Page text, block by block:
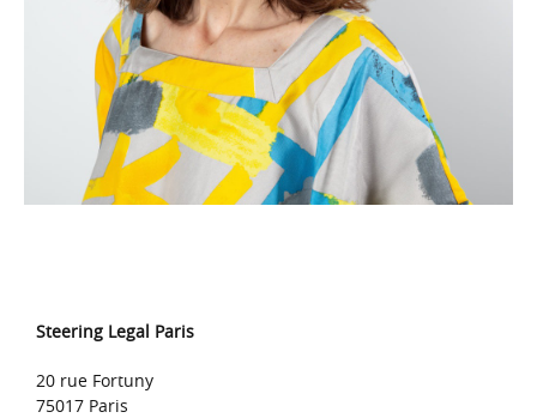
Steering Legal Paris
20 rue Fortuny
75017 Paris